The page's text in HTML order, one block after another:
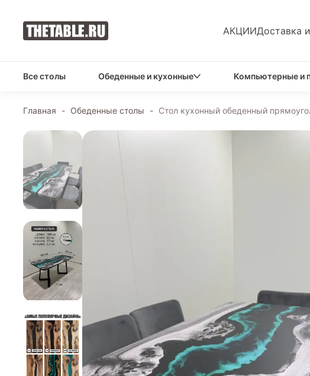
АКЦИИДоставка
Все столы Обеденные и кухонные Компьютерные и
Главная - Обеденные столы - Стол кухонный обеденный